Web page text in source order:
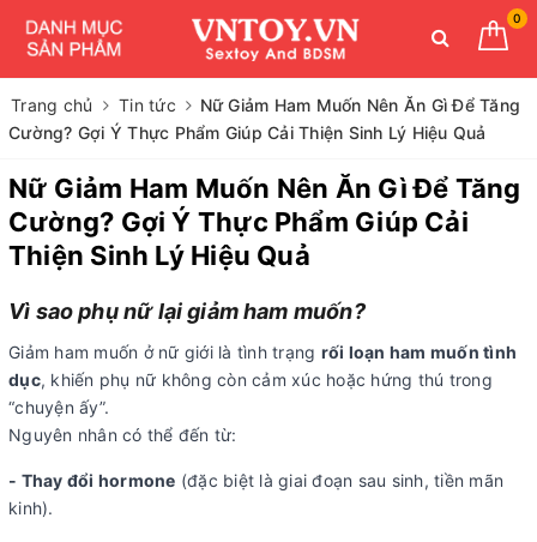
0
Trang chủ Tin tức
Nữ Giảm Ham Muốn Nên Ăn Gì Để Tăng
Cường? Gợi Ý Thực Phẩm Giúp Cải Thiện Sinh Lý Hiệu Quả
Nữ Giảm Ham Muốn Nên Ăn Gì Để Tăng
Cường? Gợi Ý Thực Phẩm Giúp Cải
Thiện Sinh Lý Hiệu Quả
Vì sao phụ nữ lại giảm ham muốn?
Giảm ham muốn ở nữ giới là tình trạng rối loạn ham muốn tình
dục, khiến phụ nữ không còn cảm xúc hoặc hứng thú trong
“chuyện ấy”.
Nguyên nhân có thể đến từ:
- Thay đổi hormone (đặc biệt là giai đoạn sau sinh, tiền mãn
kinh).